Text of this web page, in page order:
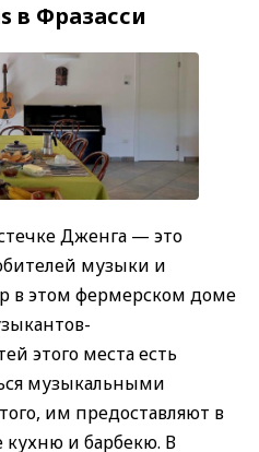
в Фразасси
Дженга — это
музыки и
этом фермерском доме
этого места есть
музыкальными
им предоставляют в
кухню и барбекю. В